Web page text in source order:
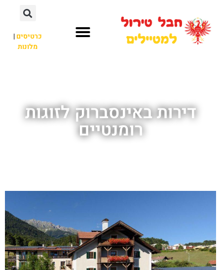
כרטיסים|
מלונות
דירות באינסברוק לזוגות
רומנטיים